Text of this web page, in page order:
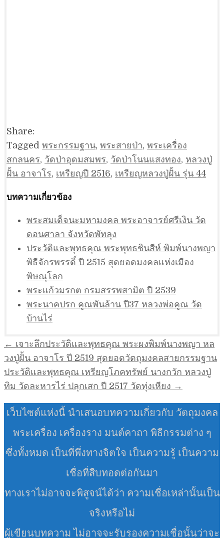
Share:
Tagged พระกรรมฐาน, พระสายป่า, พระเครื่อง
สกลนคร, วัดป่าอุดมสมพร, วัดป่าโนนแสงทอง, หลวงปู่
ฝั้น อาจาโร, เหรียญปี 2516, เหรียญหลวงปู่ฝั้น รุ่น 44
บทความเกี่ยวข้อง
พระสมเด็จนะมหามงคล พระอาจารย์ศรีเงิน วัด
ดอนศาลา จังหวัดพัทลุง
ประวัติและพุทธคุณ พระพุทธชินสีห์ พิมพ์นางพญา
พิธีจักรพรรดิ์ ปี 2515 สุดยอดมงคลแห่งเมือง
พิษณุโลก
พระแก้วมรกต กรมสรรพสามิต ปี 2539
พระนาคปรก คูณพันล้าน ปี37 หลวงพ่อคูณ วัด
บ้านไร่
แนะแนว
เรื่อง
← เจาะลึกประวัติและพุทธคุณ พระผงพิมพ์นางพญา หล
วงปู่ฝั้น อาจาโร ปี 2519 สุดยอดวัตถุมงคลสายกรรมฐาน
ประวัติและพุทธคุณ เหรียญโภคทรัพย์ นางกวัก หลวงปู่
ทิม วัดละหารไร่ ปลุกเสก ปี 2517 วัดทุ่งเหียง →
เว็บไซต์แห่งนี้ นำเสนอบทความเกี่ยวกับ วัตถุมงคล
พระเครื่อง เครื่องราง มนต์คาถา พิธีกรรมต่าง ๆ
ซึ่งทั้งหมด เป็นที่พึ่งทางจิตใจ เป็นความรู้ เป็นความ
เชื่อที่สืบทอดต่อกันมา
ทางเราไม่อาจจะพิสูจน์ได้ว่า ความเชื่อเหล่านั้นเป็น
จริงหรือไม่
ผู้เขียนบทความ ไม่อาจจะรับรองความเชื่อนั้นว่าจะ